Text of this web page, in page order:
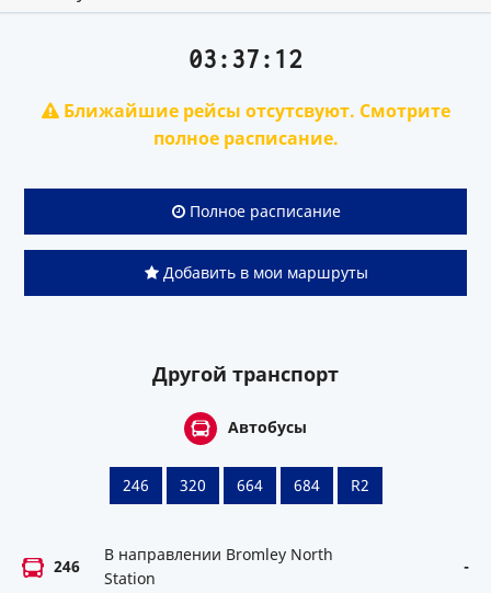
03:37:12
Ближайшие рейсы отсутсвуют. Смотрите
полное расписание.
Полное расписание
Добавить в мои маршруты
Другой транспорт
Автобусы
246 320 664 684 R2
246
В направлении Bromley North
Station
-